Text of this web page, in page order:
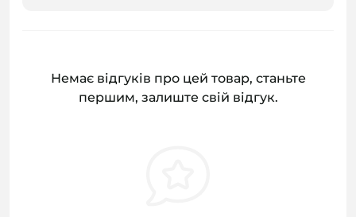
Немає відгуків про цей товар, станьте
першим, залиште свій відгук.